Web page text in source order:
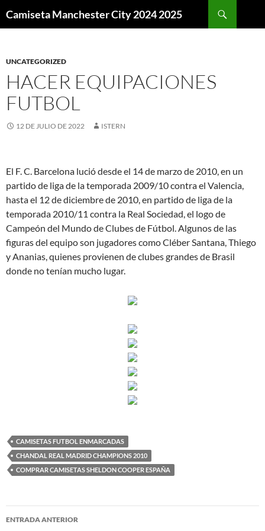
Camiseta Manchester City 2024 2025
UNCATEGORIZED
HACER EQUIPACIONES
FUTBOL
12 DE JULIO DE 2022 ISTERN
El F. C. Barcelona lució desde el 14 de marzo de 2010, en un
partido de liga de la temporada 2009/10 contra el Valencia,
hasta el 12 de diciembre de 2010, en partido de liga de la
temporada 2010/11 contra la Real Sociedad, el logo de
Campeón del Mundo de Clubes de Fútbol. Algunos de las
figuras del equipo son jugadores como Cléber Santana, Thiego
y Ananias, quienes provienen de clubes grandes de Brasil
donde no tenían mucho lugar.
CAMISETAS FUTBOL ENMARCADAS
CHANDAL REAL MADRID CHAMPIONS 2010
COMPRAR CAMISETAS SHELDON COOPER ESPAÑA
Navegación
ENTRADA ANTERIOR